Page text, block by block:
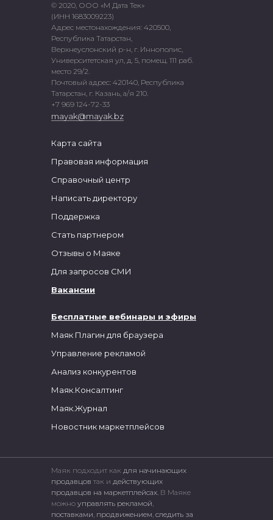
© 2020, ООО «М Дата Тек»
(ИНН 1683009223)
Адрес местонахождения: 420500,
Республика Татарстан,
Верхнеуслонский р-н, г. Иннополис,
Университетская ул, д. 5, помещ. 111 раб.
место 29/2.
Почтовый адрес: 420140, Республика
Татарстан, г. Казань, а/я 210.
+7 969 124-72-33
mayak@mayak.bz
Бесплатные вебинары и эфиры
Маяк Плагин для браузера
Управление рекламой
Анализ конкурентов
Маяк.Консалтинг
Маяк.Журнал
Новостник маркетплейсов
Карта сайта
Правовая информация
Справочный центр
Написать директору
Поддержка
Стать партнером
Отзывы о Маяке
Для запросов СМИ
Вакансии
Маяк подходит как для начинающих
продавцов так и действующих
продавцов на маркетплейсах. В Маяке
можно управлять рекламой,
поставками, продвижением, следить за